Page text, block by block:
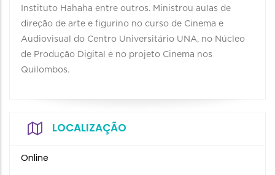
Instituto Hahaha entre outros. Ministrou aulas de
direção de arte e figurino no curso de Cinema e
Audiovisual do Centro Universitário UNA, no Núcleo
de Produção Digital e no projeto Cinema nos
Quilombos.
LOCALIZAÇÃO
Online